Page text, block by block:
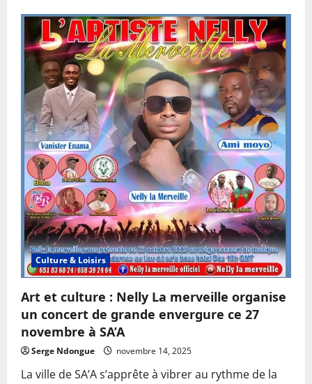
Culture & Loisirs
Art et culture : Nelly La merveille organise
un concert de grande envergure ce 27
novembre à SA’A
Serge Ndongue novembre 14, 2025
La ville de SA’A s’apprête à vibrer au rythme de la